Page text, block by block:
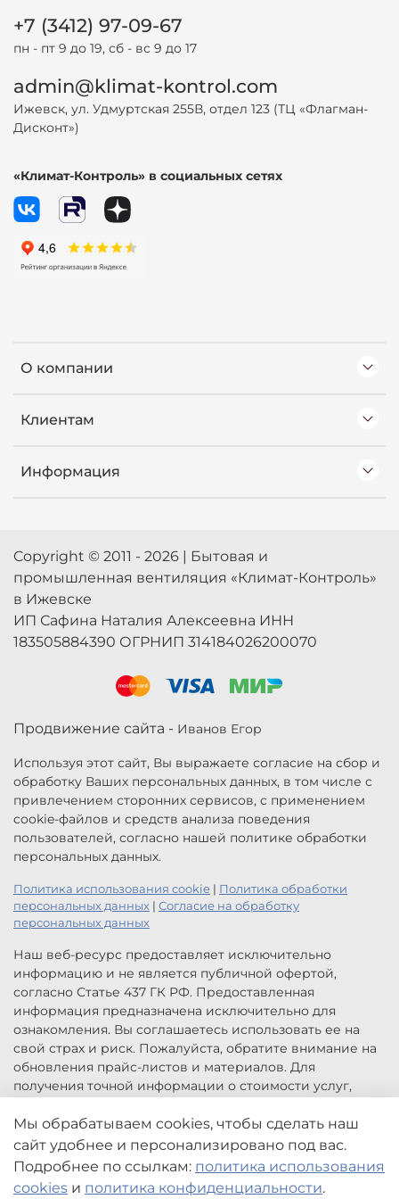
О компании
Клиентам
Информация
+7 (3412) 97-09-67
пн - пт 9 до 19, сб - вс 9 до 17
admin@klimat-kontrol.com
Ижевск, ул. Удмуртская 255В, отдел 123 (ТЦ «Флагман-
Дисконт»)
«Климат-Контроль» в социальных сетях
Copyright © 2011 - 2026 | Бытовая и
промышленная вентиляция «Климат-Контроль»
в Ижевске
ИП Сафина Наталия Алексеевна ИНН
183505884390 ОГРНИП 314184026200070
Продвижение сайта - Иванов Егор
Используя этот сайт, Вы выражаете согласие на сбор и
обработку Ваших персональных данных, в том числе с
привлечением сторонних сервисов, с применением
cookie-файлов и средств анализа поведения
пользователей, согласно нашей политике обработки
персональных данных.
Политика использования cookie | Политика обработки
персональных данных | Согласие на обработку
персональных данных
Наш веб-ресурс предоставляет исключительно
информацию и не является публичной офертой,
согласно Статье 437 ГК РФ. Предоставленная
информация предназначена исключительно для
ознакомления. Вы соглашаетесь использовать ее на
свой страх и риск. Пожалуйста, обратите внимание на
обновления прайс-листов и материалов. Для
получения точной информации о стоимости услуг,
заказа услуг заполните форму обратной связи.
Цены, указанные на сайте приведены как справочная
информация и не являются публичной офертой. Могут
быть изменены в любое время без предупреждения.
Мы обрабатываем cookies, чтобы сделать наш
сайт удобнее и персонализировано под вас.
Подробнее по ссылкам: политика использования
cookies и политика конфиденциальности.